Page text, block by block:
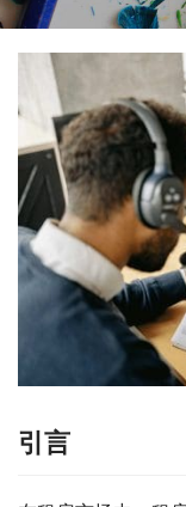
引言